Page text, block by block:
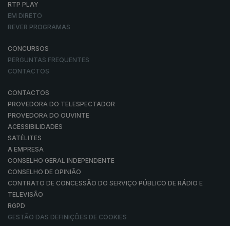
RTP PLAY
EM DIRETO
REVER PROGRAMAS
CONCURSOS
PERGUNTAS FREQUENTES
CONTACTOS
CONTACTOS
PROVEDORA DO TELESPECTADOR
PROVEDORA DO OUVINTE
ACESSIBILIDADES
SATÉLITES
A EMPRESA
CONSELHO GERAL INDEPENDENTE
CONSELHO DE OPINIÃO
CONTRATO DE CONCESSÃO DO SERVIÇO PÚBLICO DE RÁDIO E
TELEVISÃO
RGPD
GESTÃO DAS DEFINIÇÕES DE COOKIES